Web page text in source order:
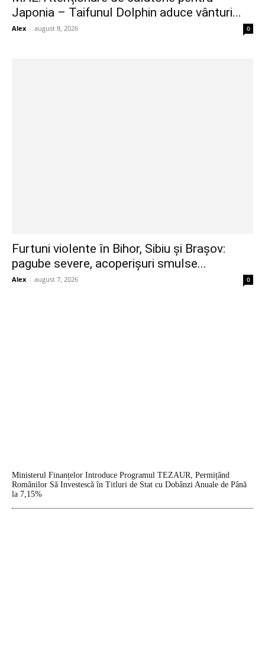
Japonia – Taifunul Dolphin aduce vânturi...
Alex - august 8, 2026 0
Furtuni violente în Bihor, Sibiu și Brașov:
pagube severe, acoperișuri smulse...
Alex - august 7, 2026 0
Ministerul Finanțelor Introduce Programul TEZAUR, Permițând
Românilor Să Investescă în Titluri de Stat cu Dobânzi Anuale de Până
la 7,15%